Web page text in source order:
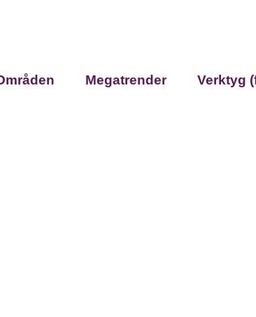
Megatrender Verktyg